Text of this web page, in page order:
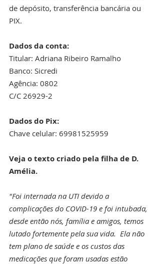
de depósito, transferência bancária ou
PIX.
Dados da conta:
Titular: Adriana Ribeiro Ramalho
Banco: Sicredi
Agência: 0802
C/C 26929-2
Dados do Pix:
Chave celular: 69981525959
Veja o texto criado pela filha de D.
Amélia.
"Foi internada na UTI devido a
complicações do COVID-19 e foi intubada,
desde então nós, família e amigos, temos
lutado fortemente pela sua vida.  Ela não
tem plano de saúde e os custos das
medicações que foram usadas estão